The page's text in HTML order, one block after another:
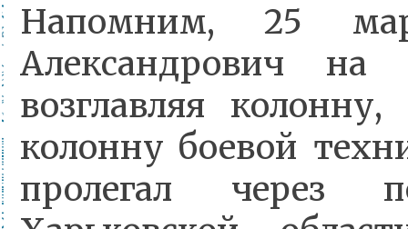
Напомним, 25
Александрович
возглавляя
колонну боевой
пролегал через